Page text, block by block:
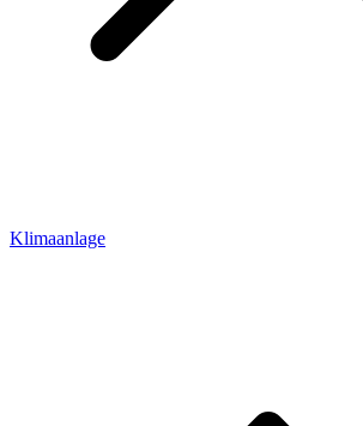
Klimaanlage